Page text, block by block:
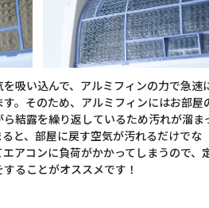
吸い込んで、アルミフィンの力で急速
。そのため、アルミフィンにはお部屋
結露を繰り返しているため汚れが溜ま
と、部屋に戻す空気が汚れるだけでな
アコンに負荷がかかってしまうので、
ることがオススメです！